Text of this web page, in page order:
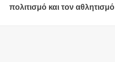
πολιτισμό και τον αθλητισμό